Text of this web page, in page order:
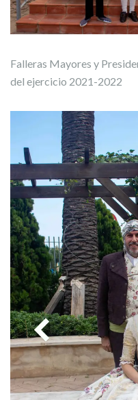
Falleras Mayores y
del ejercicio 2021-2022